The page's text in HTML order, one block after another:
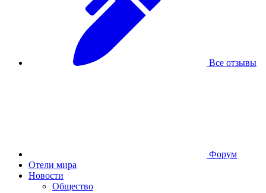
Все отзывы
Форум
Отели мира
Новости
Общество